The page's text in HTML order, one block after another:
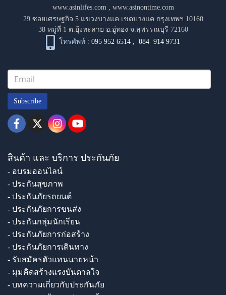
www.asinlifes.com, www.asinontime.com
29 ซอยเศรษฐกิจ 5 แขวงบางแค เขตบางแค กรุงเทพฯ 10160
38 หมู่ที่ 1 ต.ยุ้งทะลาย อ.อู่ทอง จ.สุพรรณบุรี 72160
โทรศัพท์ : 095 952 6514 ,084 914 9731
Subscribe
สินค้า และ บริการ ประกันภัย
- อบรมออนไลน์
- ประกันสุขภาพ
- ประกันภัยรถยนต์
- ประกันภัยการขนส่ง
- ประกันกลุ่มนักเรียน
- ประกันภัยการก่อสร้าง
- ประกันภัยการเดินทาง
- รับสมัครตัวแทนนายหน้า
- มุมคิดสร้างแรงบันดาลใจ
- บทความเกี่ยวกับประกันภัย